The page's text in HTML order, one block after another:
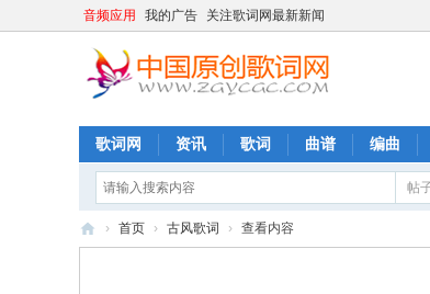
音频应用 我的广告 关注歌词网最新新闻
歌词网 资讯 歌词 曲谱 编曲
帖
› 首页 › 古风歌词 › 查看内容